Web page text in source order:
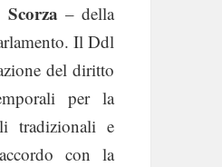
– della
Il Ddl
del diritto
per la
tradizionali e
con la